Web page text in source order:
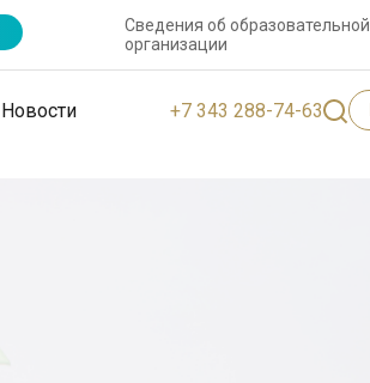
Сведения об образовательной
организации
Новости +7 343 288-74-63